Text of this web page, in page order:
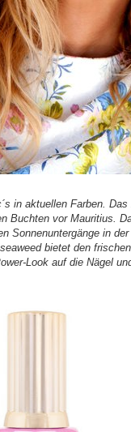
in aktuellen Farben.
Buchten vor Mauritius.
Sonnenuntergänge in
bietet den
Look auf die Nägel